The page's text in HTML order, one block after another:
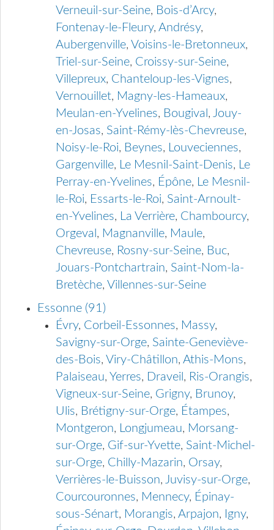
Verneuil-sur-Seine, Bois-d’Arcy,
Fontenay-le-Fleury, Andrésy,
Aubergenville, Voisins-le-Bretonneux,
Triel-sur-Seine, Croissy-sur-Seine,
Villepreux, Chanteloup-les-Vignes,
Vernouillet, Magny-les-Hameaux,
Meulan-en-Yvelines, Bougival , Jouy-
en-Josas, Saint-Rémy-lès-Chevreuse,
Noisy-le-Roi, Beynes, Louveciennes,
Gargenville, Le Mesnil-Saint-Denis, Le
Perray-en-Yvelines, Épône, Le Mesnil-
le-Roi, Essarts-le-Roi, Saint-Arnoult-
en-Yvelines, La Verrière, Chambourcy,
Orgeval , Magnanville, Maule,
Chevreuse, Rosny-sur-Seine, Buc,
Jouars-Pontchartrain, Saint-Nom-la-
Bretèche, Villennes-sur-Seine
Essonne (91)
Évry, Corbeil-Essonnes, Massy,
Savigny-sur-Orge, Sainte-Geneviève-
des-Bois, Viry-Châtillon, Athis-Mons,
Palaiseau, Yerres, Draveil , Ris-Orangis,
Vigneux-sur-Seine, Grigny, Brunoy,
Ulis, Brétigny-sur-Orge, Étampes,
Montgeron, Longjumeau, Morsang-
sur-Orge, Gif-sur-Yvette, Saint-Michel-
sur-Orge, Chilly-Mazarin, Orsay,
Verrières-le-Buisson, Juvisy-sur-Orge,
Courcouronnes, Mennecy, Épinay-
sous-Sénart, Morangis, Arpajon, Igny,